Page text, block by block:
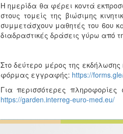
Η ημερίδα θα φέρει κοντά
στους τομείς της βιώσιμης
συμμετάσχουν μαθητές του 6ου
διαδραστικές δράσεις γύρω από
Στο δεύτερο μέρος της
φόρμας εγγραφής: https://
Για περισσότερες
https://garden.interreg-euro-med.eu/